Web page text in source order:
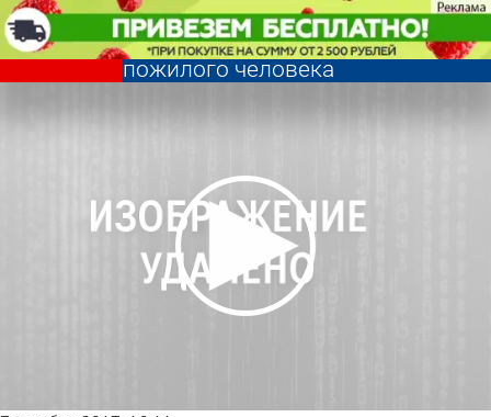
Члены клуба «Хорошее
настроение» отметили День
пожилого человека
Культура
Члены клуба «Хорошее
Другие новости
по теме
Погода и курсы
валют в Пензе